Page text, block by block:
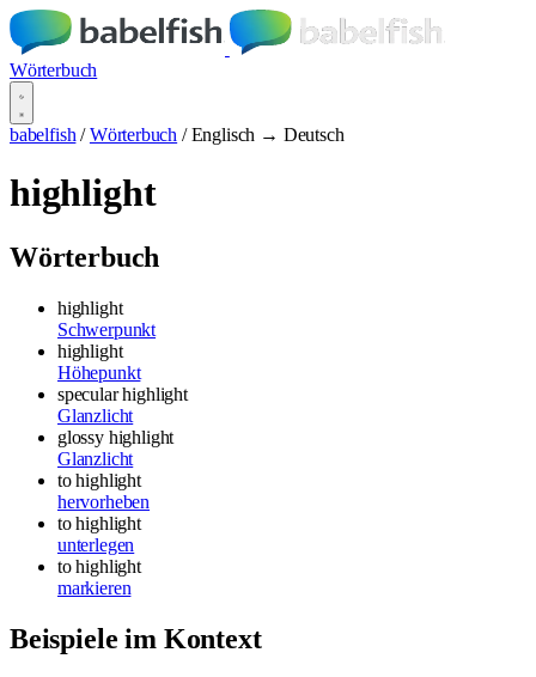
Wörterbuch
babelfish / Wörterbuch / Englisch → Deutsch
highlight
Wörterbuch
highlight
Schwerpunkt
highlight
Höhepunkt
specular highlight
Glanzlicht
glossy highlight
Glanzlicht
to highlight
hervorheben
to highlight
unterlegen
to highlight
markieren
Beispiele im Kontext